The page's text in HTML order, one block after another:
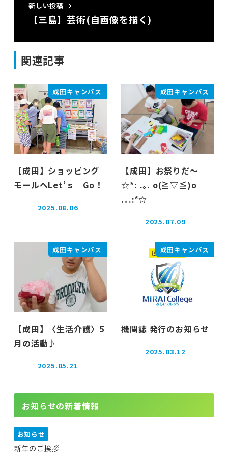
新しい投稿
【三島】芸術(自画像を描く)
関連記事
成田キャンパス
【成田】ショッピング
モールへLet’ｓ Go！
投稿日
2025.08.06
成田キャンパス
【成田】お祭りだ～
☆*: .｡. o(≧▽≦)o
.｡.:*☆
投稿日
2025.07.09
成田キャンパス
【成田】〈生活介護〉5
月の活動♪
投稿日
2025.05.21
成田キャンパス
機関誌 発行のお知らせ
投稿日
2025.03.12
お知らせの新着情報
お知らせ
新年のご挨拶